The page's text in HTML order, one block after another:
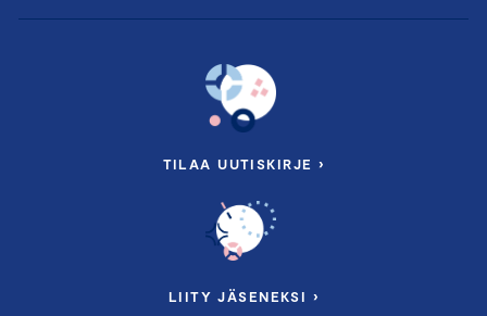
TILAA UUTISKIRJE ›
LIITY JÄSENEKSI ›